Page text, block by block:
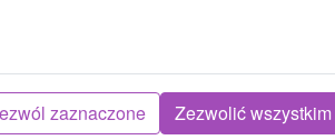
zaznaczone Zezwolić wszystkim